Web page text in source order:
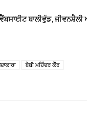
ਬਾਲੀਵੁੱਡ,
ਬੇਬੀ ਮਹਿੰਦਰ ਕੌਰ